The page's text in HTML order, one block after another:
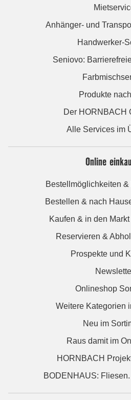
Anhänger- und
Handwerker-
Seniovo:
Produkte
Der HORNBACH
Alle Services im
Online
Bestellmöglichkeiten
Bestellen & nach
Kaufen & in den
Reservieren &
Prospekte und
Onlineshop
Weitere Kategorien
Neu im
Raus damit im
HORNBACH
BODENHAUS: